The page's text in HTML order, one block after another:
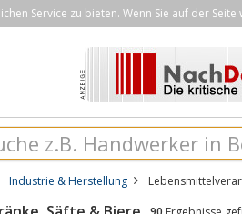
Service zu bieten. Wenn Sie auf der
Industrie & Herstellung